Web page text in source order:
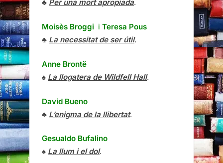
♣ Per una mort apropiada.
Moisès Broggi i Teresa Pous
♣ La necessitat de ser útil.
Anne Brontë
♠ La llogatera de Wildfell Hall.
David Bueno
♣ L’enigma de la llibertat.
Gesualdo Bufalino
♠ La llum i el dol.